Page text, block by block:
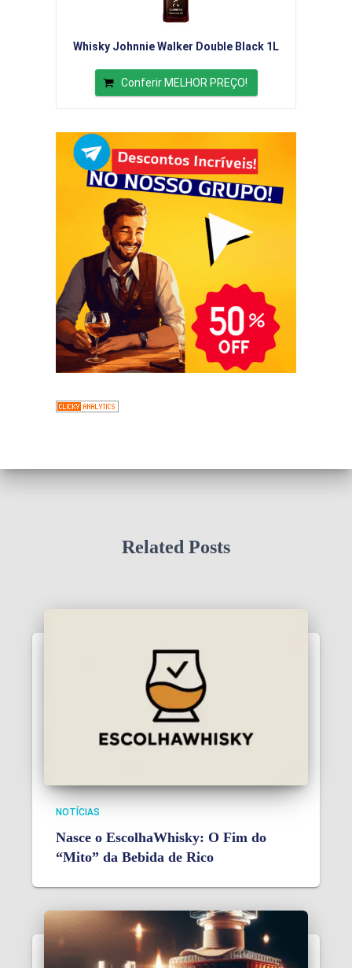
Whisky Johnnie Walker Double Black 1L
Conferir MELHOR PREÇO!
Related Posts
NOTÍCIAS
Nasce o EscolhaWhisky: O Fim do
“Mito” da Bebida de Rico